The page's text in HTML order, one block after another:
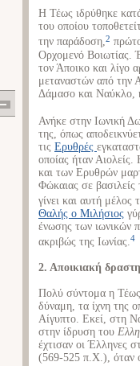
Η Τέως ιδρύθηκε
του οποίου
την παράδοση,2
Ορχομενό Βοιωτίας.
τον Άποικο και λίγο
μεταναστών από την
Δάμασο και Ναύκλο,
Ανήκε στην Ιωνική
της, όπως
τις Ερυθρές
οποίας ήταν
και των Ερυθρών
Φώκαιας σε
γίνει και αυτή
Θαλής ο Μιλήσιος
ένωσης των ιωνικών
ακριβώς της Ιωνίας.4
2. Αποικιακή
Πολύ σύντομα η Τέως
δύναμη, τα ίχνη της
Αίγυπτο. Εκεί, στη
στην ίδρυση του
έχτισαν οι Έλληνες
(569-525 π.Χ.), όταν